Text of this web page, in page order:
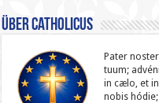
Über catholicus
Pater
tuum;
in cælo, et
nobis